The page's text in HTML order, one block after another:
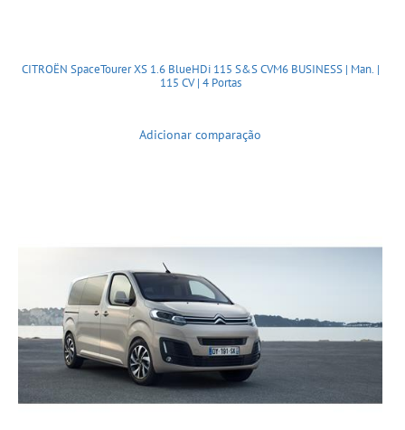
CITROËN SpaceTourer XS 1.6 BlueHDi 115 S&S CVM6 BUSINESS | Man. |
115 CV | 4 Portas
Adicionar comparação